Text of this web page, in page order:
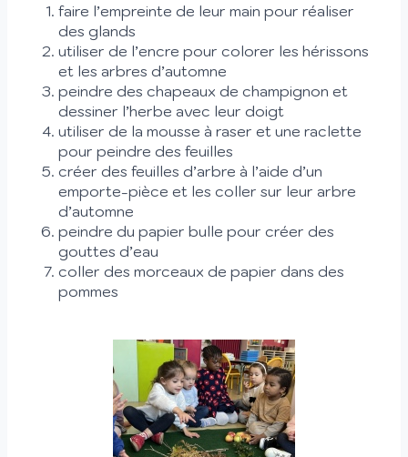
faire l’empreinte de leur main pour réaliser
des glands
utiliser de l’encre pour colorer les hérissons
et les arbres d’automne
peindre des chapeaux de champignon et
dessiner l’herbe avec leur doigt
utiliser de la mousse à raser et une raclette
pour peindre des feuilles
créer des feuilles d’arbre à l’aide d’un
emporte-pièce et les coller sur leur arbre
d’automne
peindre du papier bulle pour créer des
gouttes d’eau
coller des morceaux de papier dans des
pommes